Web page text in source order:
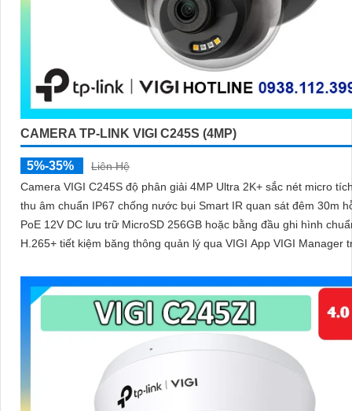
CAMERA TP-LINK VIGI C245S (4MP)
5%-35%
Liên Hệ
Camera VIGI C245S độ phân giải 4MP Ultra 2K+ sắc nét micro
thu âm chuẩn IP67 chống nước bụi Smart IR quan sát đêm 30m
PoE 12V DC lưu trữ MicroSD 256GB hoặc bằng đầu ghi hình chuẩn nén
H.265+ tiết kiệm băng thông quản lý qua VIGI App VIGI Manager